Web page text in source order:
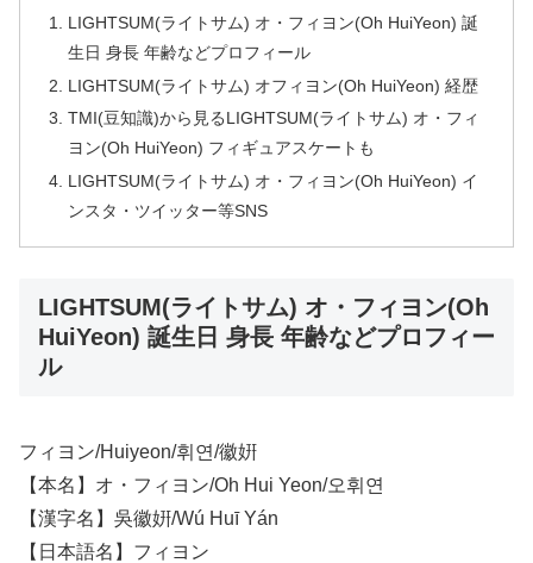
LIGHTSUM(ライトサム) オ・フィヨン(Oh HuiYeon) 誕
生日 身長 年齢などプロフィール
LIGHTSUM(ライトサム) オフィヨン(Oh HuiYeon) 経歴
TMI(豆知識)から見るLIGHTSUM(ライトサム) オ・フィ
ヨン(Oh HuiYeon) フィギュアスケートも
LIGHTSUM(ライトサム) オ・フィヨン(Oh HuiYeon) イ
ンスタ・ツイッター等SNS
LIGHTSUM(ライトサム) オ・フィヨン(Oh
HuiYeon) 誕生日 身長 年齢などプロフィー
ル
フィヨン/Huiyeon/휘연/徽姸
【本名】オ・フィヨン/Oh Hui Yeon/오휘연
【漢字名】吳徽姸/Wú Huī Yán
【日本語名】フィヨン